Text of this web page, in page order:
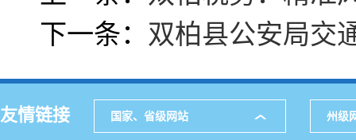
下一条： 双柏县公安局交
友情链接 国家、省级网站 州级